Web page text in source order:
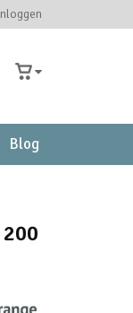
Trustmark
waarborgzakelijk
Blog